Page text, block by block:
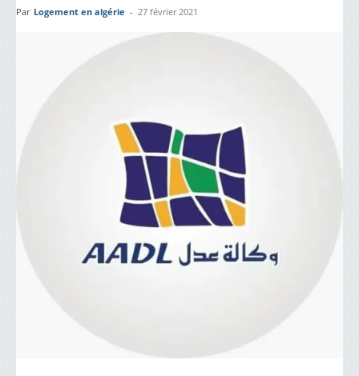
Par Logement en algérie - 27 février 2021